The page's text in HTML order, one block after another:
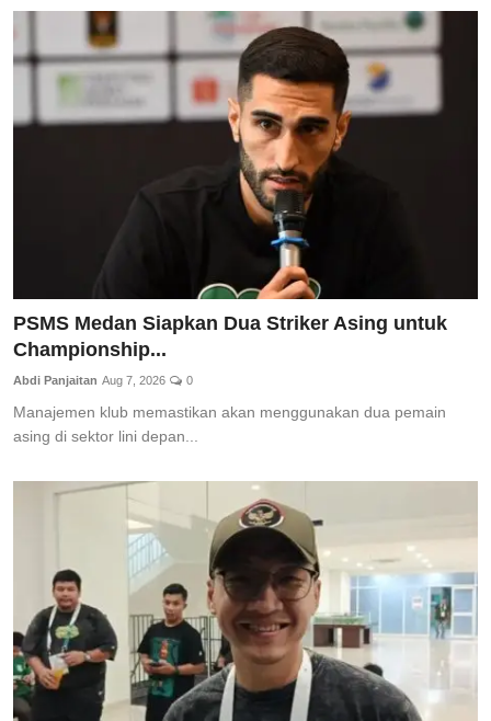
PSMS Medan Siapkan Dua Striker Asing untuk
Championship...
Abdi Panjaitan Aug 7, 2026 0
Manajemen klub memastikan akan menggunakan dua pemain
asing di sektor lini depan...